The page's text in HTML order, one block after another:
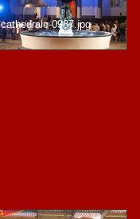
cathedrale-0987.jpg